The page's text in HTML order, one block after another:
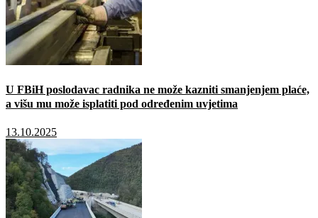
U FBiH poslodavac radnika ne može kazniti smanjenjem plaće,
a višu mu može isplatiti pod određenim uvjetima
13.10.2025